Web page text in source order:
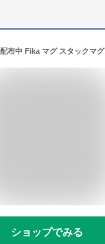
ショップでみる